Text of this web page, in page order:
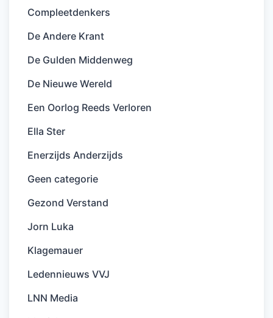
Compleetdenkers
De Andere Krant
De Gulden Middenweg
De Nieuwe Wereld
Een Oorlog Reeds Verloren
Ella Ster
Enerzijds Anderzijds
Geen categorie
Gezond Verstand
Jorn Luka
Klagemauer
Ledennieuws VVJ
LNN Media